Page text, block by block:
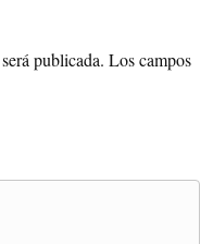
publicada. Los campos